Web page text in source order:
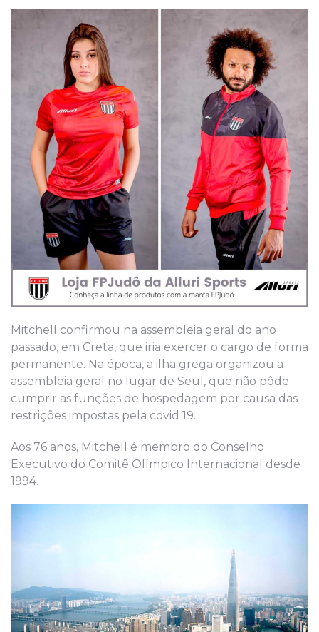
Mitchell confirmou na assembleia geral do ano
passado, em Creta, que iria exercer o cargo de forma
permanente. Na época, a ilha grega organizou a
assembleia geral no lugar de Seul, que não pôde
cumprir as funções de hospedagem por causa das
restrições impostas pela covid 19.
Aos 76 anos, Mitchell é membro do Conselho
Executivo do Comitê Olímpico Internacional desde
1994.